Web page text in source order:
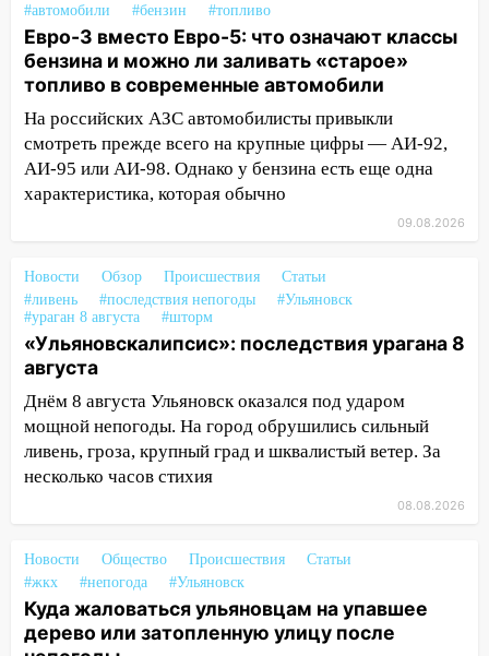
16:34 Из-за мощной непогоды в
Ульяновске отменили фестиваль «Наше
время»
Мелекесский район первым в
Ульяновской области намолотил более
100 тысяч тонн зерна
15:17 В колледжи и техникумы
Ульяновской области подали более 10
15:04
Фоторепортаж с улиц Ульяновска
после шторма: поваленные деревья и
затопленные улицы
14:28 Ураган вырвал остановку на улице
Деева в Заволжье
14:26 Жители Ульяновска сами
пытаются расчистить ливнёвки, не
дождавшись коммунальщиков
светофор
14:14 Студента из Ульяновска обманули
мошенники под видом преподавателя
#автомобили
#бензин #топливо
Евро-3 вместо Евро-5: что означают классы
бензина и можно ли заливать «старое»
топливо в современные автомобили
На российских АЗС автомобилисты привыкли
смотреть прежде всего на крупные цифры — АИ-92,
АИ-95 или АИ-98. Однако у бензина есть еще одна
характеристика, которая обычно
09.08.2026
Новости Обзор Происшествия
Статьи
#ливень
#последствия непогоды
#Ульяновск
#ураган 8 августа
#шторм
«Ульяновскалипсис»: последствия урагана 8
августа
Днём 8 августа Ульяновск оказался под ударом
мощной непогоды. На город обрушились сильный
ливень, гроза, крупный град и шквалистый ветер. За
несколько часов стихия
08.08.2026
Новости Общество Происшествия
Статьи
#жкх
#непогода #Ульяновск
Куда жаловаться ульяновцам на упавшее
дерево или затопленную улицу после